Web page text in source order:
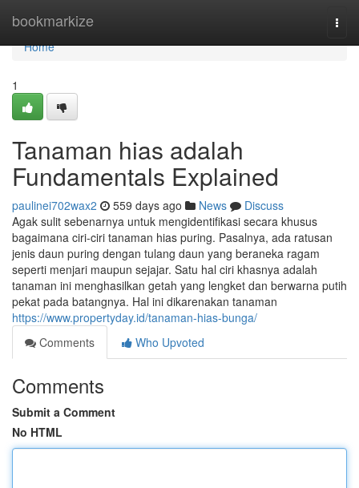
bookmarkize
Home
Home
1
Tanaman hias adalah
Fundamentals Explained
paulinei702wax2 559 days ago News
Discuss
Agak sulit sebenarnya untuk mengidentifikasi secara khusus
bagaimana ciri-ciri tanaman hias puring. Pasalnya, ada ratusan
jenis daun puring dengan tulang daun yang beraneka ragam
seperti menjari maupun sejajar. Satu hal ciri khasnya adalah
tanaman ini menghasilkan getah yang lengket dan berwarna putih
pekat pada batangnya. Hal ini dikarenakan tanaman
https://www.propertyday.id/tanaman-hias-bunga/
Comments
Who Upvoted
Comments
Submit a Comment
No HTML